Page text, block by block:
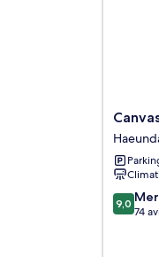
Canvas
Black
9.0
sur
9,0
74